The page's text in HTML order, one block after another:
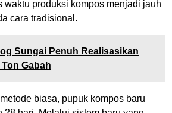
waktu produksi kompos menjadi jauh
cara tradisional.
Sungai Penuh Realisasikan
Gabah
biasa, pupuk kompos baru